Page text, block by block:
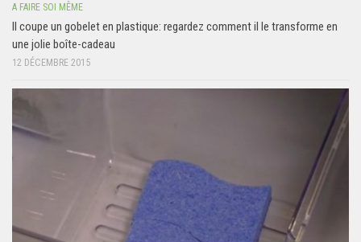
A FAIRE SOI MÊME
Il coupe un gobelet en plastique: regardez comment il le transforme en
une jolie boîte-cadeau
12 DÉCEMBRE 2015